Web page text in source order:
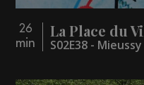
26
min
La Place du
S02E38 - Mieussy